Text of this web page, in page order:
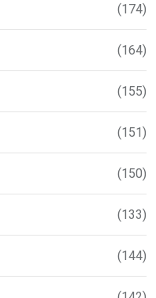
(174)
(164)
(155)
(151)
(150)
(133)
(144)